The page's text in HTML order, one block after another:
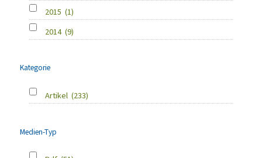
2015 (1)
2014 (9)
Kategorie
Artikel (233)
Medien-Typ